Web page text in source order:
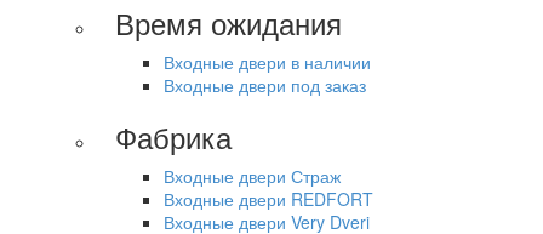
Время ожидания
Входные двери в наличии
Входные двери под заказ
Фабрика
Входные двери Страж
Входные двери REDFORT
Входные двери Very Dveri